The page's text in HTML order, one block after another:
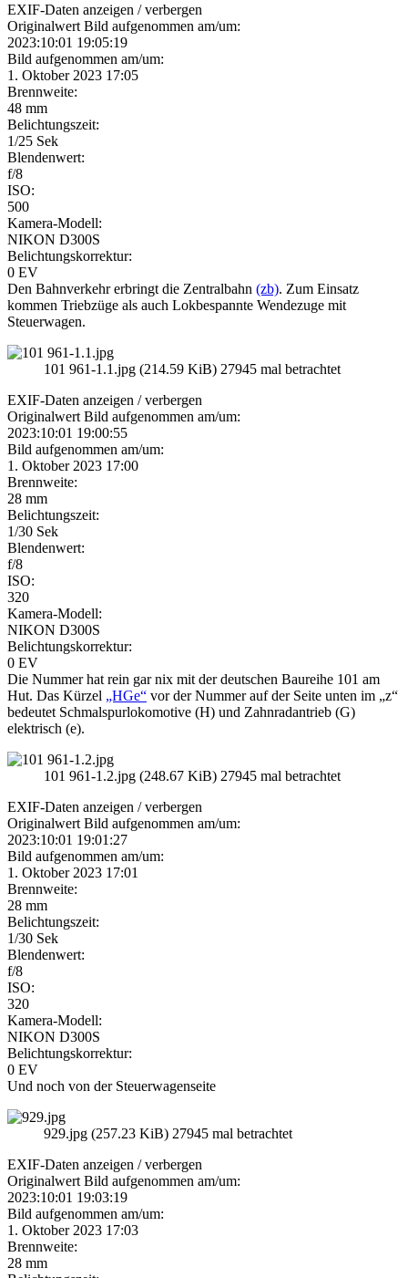
EXIF-Daten anzeigen / verbergen
Originalwert Bild aufgenommen am/um:
2023:10:01 19:05:19
Bild aufgenommen am/um:
1. Oktober 2023 17:05
Brennweite:
48 mm
Belichtungszeit:
1/25 Sek
Blendenwert:
f/8
ISO:
500
Kamera-Modell:
NIKON D300S
Belichtungskorrektur:
0 EV
Den Bahnverkehr erbringt die Zentralbahn (zb). Zum Einsatz
kommen Triebzüge als auch Lokbespannte Wendezuge mit
Steuerwagen.
101 961-1.1.jpg (214.59 KiB) 27945 mal betrachtet
EXIF-Daten anzeigen / verbergen
Originalwert Bild aufgenommen am/um:
2023:10:01 19:00:55
Bild aufgenommen am/um:
1. Oktober 2023 17:00
Brennweite:
28 mm
Belichtungszeit:
1/30 Sek
Blendenwert:
f/8
ISO:
320
Kamera-Modell:
NIKON D300S
Belichtungskorrektur:
0 EV
Die Nummer hat rein gar nix mit der deutschen Baureihe 101 am
Hut. Das Kürzel „HGe“ vor der Nummer auf der Seite unten im „z“
bedeutet Schmalspurlokomotive (H) und Zahnradantrieb (G)
elektrisch (e).
101 961-1.2.jpg (248.67 KiB) 27945 mal betrachtet
EXIF-Daten anzeigen / verbergen
Originalwert Bild aufgenommen am/um:
2023:10:01 19:01:27
Bild aufgenommen am/um:
1. Oktober 2023 17:01
Brennweite:
28 mm
Belichtungszeit:
1/30 Sek
Blendenwert:
f/8
ISO:
320
Kamera-Modell:
NIKON D300S
Belichtungskorrektur:
0 EV
Und noch von der Steuerwagenseite
929.jpg (257.23 KiB) 27945 mal betrachtet
EXIF-Daten anzeigen / verbergen
Originalwert Bild aufgenommen am/um:
2023:10:01 19:03:19
Bild aufgenommen am/um:
1. Oktober 2023 17:03
Brennweite:
28 mm